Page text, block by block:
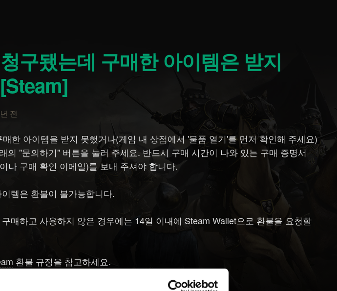
전
한 아이템을 받지 못했거나(게임 내 상점에서 '물품 열기'를 먼저 확인해 주세요)
의 "문의하기" 버튼을 눌러 주세요. 반드시 구매 시간이 나와 있는 구매 증명서
나 구매 확인 이메일)를 보내 주셔야 합니다.
템은 환불이 불가능합니다.
매하고 사용하지 않은 경우에는 14일 이내에 Steam Wallet으로 환불을 요청할
환불 규정을 참고하세요.